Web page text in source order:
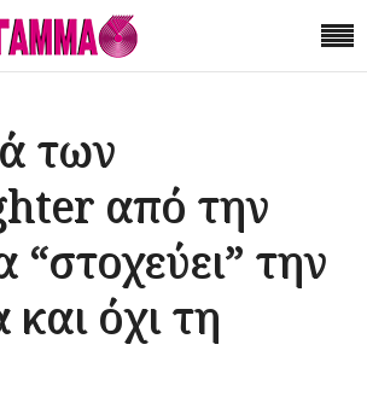
των
από την
“στοχεύει” την
όχι τη